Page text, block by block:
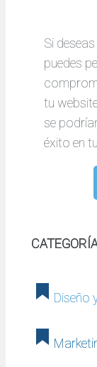
Si
puedes
tu
se
éxito en
Diseño